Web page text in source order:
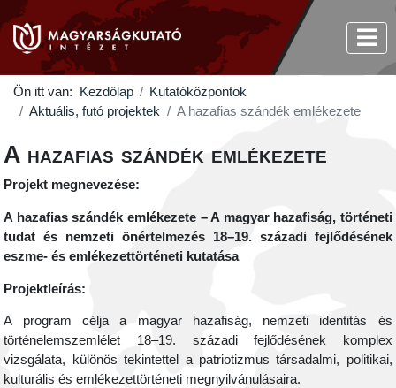
Ön itt van: Kezdőlap
Kutatóközpontok
Aktuális, futó projektek
A hazafias szándék emlékezete
A hazafias szándék emlékezete
Projekt megnevezése:
A hazafias szándék emlékezete – A magyar hazafiság, történeti
tudat és nemzeti önértelmezés 18–19. századi fejlődésének
eszme- és emlékezettörténeti kutatása
Projektleírás:
A program célja a magyar hazafiság, nemzeti identitás és
történelemszemlélet 18–19. századi fejlődésének komplex
vizsgálata, különös tekintettel a patriotizmus társadalmi, politikai,
kulturális és emlékezettörténeti megnyilvánulásaira.